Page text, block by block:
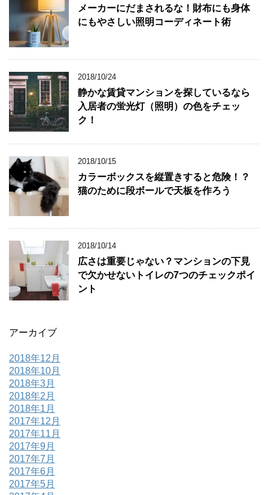
メーカーにだまされるな！財布にも身体
にもやさしい照明コーディネート術
2018/10/24
静かな賃貸マンションを探しているなら
入居者の蛍光灯（照明）の色をチェッ
ク！
2018/10/15
カラーボックスを縦置きすると危険！？
猫のために段ボールで天板を作ろう
2018/10/14
広さは重要じゃない？マンションの下見
で欠かせないトイレの7つのチェックポイ
ント
アーカイブ
2018年12月
2018年10月
2018年3月
2018年2月
2018年1月
2017年12月
2017年11月
2017年9月
2017年7月
2017年6月
2017年5月